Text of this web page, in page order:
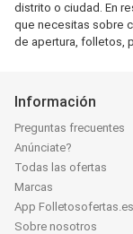
distrito o ciudad. En
que necesitas sobre
de apertura, folletos,
Información
Preguntas frecuentes
Anúnciate?
Todas las ofertas
Marcas
App Folletosofertas.es
Sobre nosotros